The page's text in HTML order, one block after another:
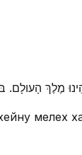
מֶלֶךְ הָעולָם.
мелех